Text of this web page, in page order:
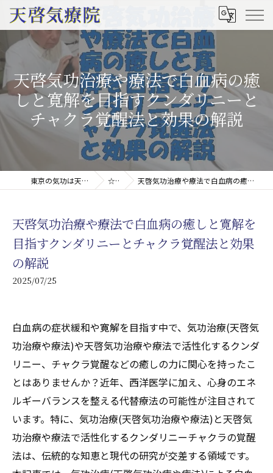
天啓気功治療や療法で白血病の癒
しと寛解を目指すクンダリニーと
チャクラ覚醒法と効果の解説
東京の気功は天啓気療院(天啓気功療法治療院) ☆コラム 天啓気功治療や療法で白血病の癒しと寛解を目指すクンダリニーとチャクラ覚醒法と効果の解説
天啓気功治療や療法で白血病の癒しと寛解を
目指すクンダリニーとチャクラ覚醒法と効果
の解説
2025/07/25
白血病の症状緩和や寛解を目指す中で、気功治療(天啓気
功治療や療法)や天啓気功治療や療法で活性化するクンダ
リニー、チャクラ覚醒などの癒しの力に関心を持ったこ
とはありませんか？近年、西洋医学に加え、心身のエネ
ルギーバランスを整える代替療法の可能性が注目されて
います。特に、気功治療(天啓気功治療や療法)と天啓気
功治療や療法で活性化するクンダリニーチャクラの覚醒
法は、伝統的な知恵と現代の研究が交差する領域です。